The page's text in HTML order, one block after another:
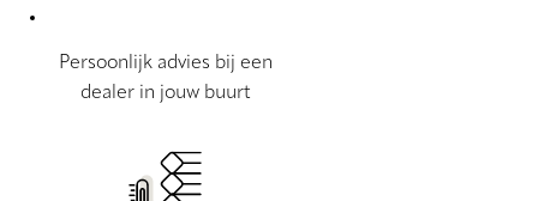
Persoonlijk advies bij een
dealer in jouw buurt